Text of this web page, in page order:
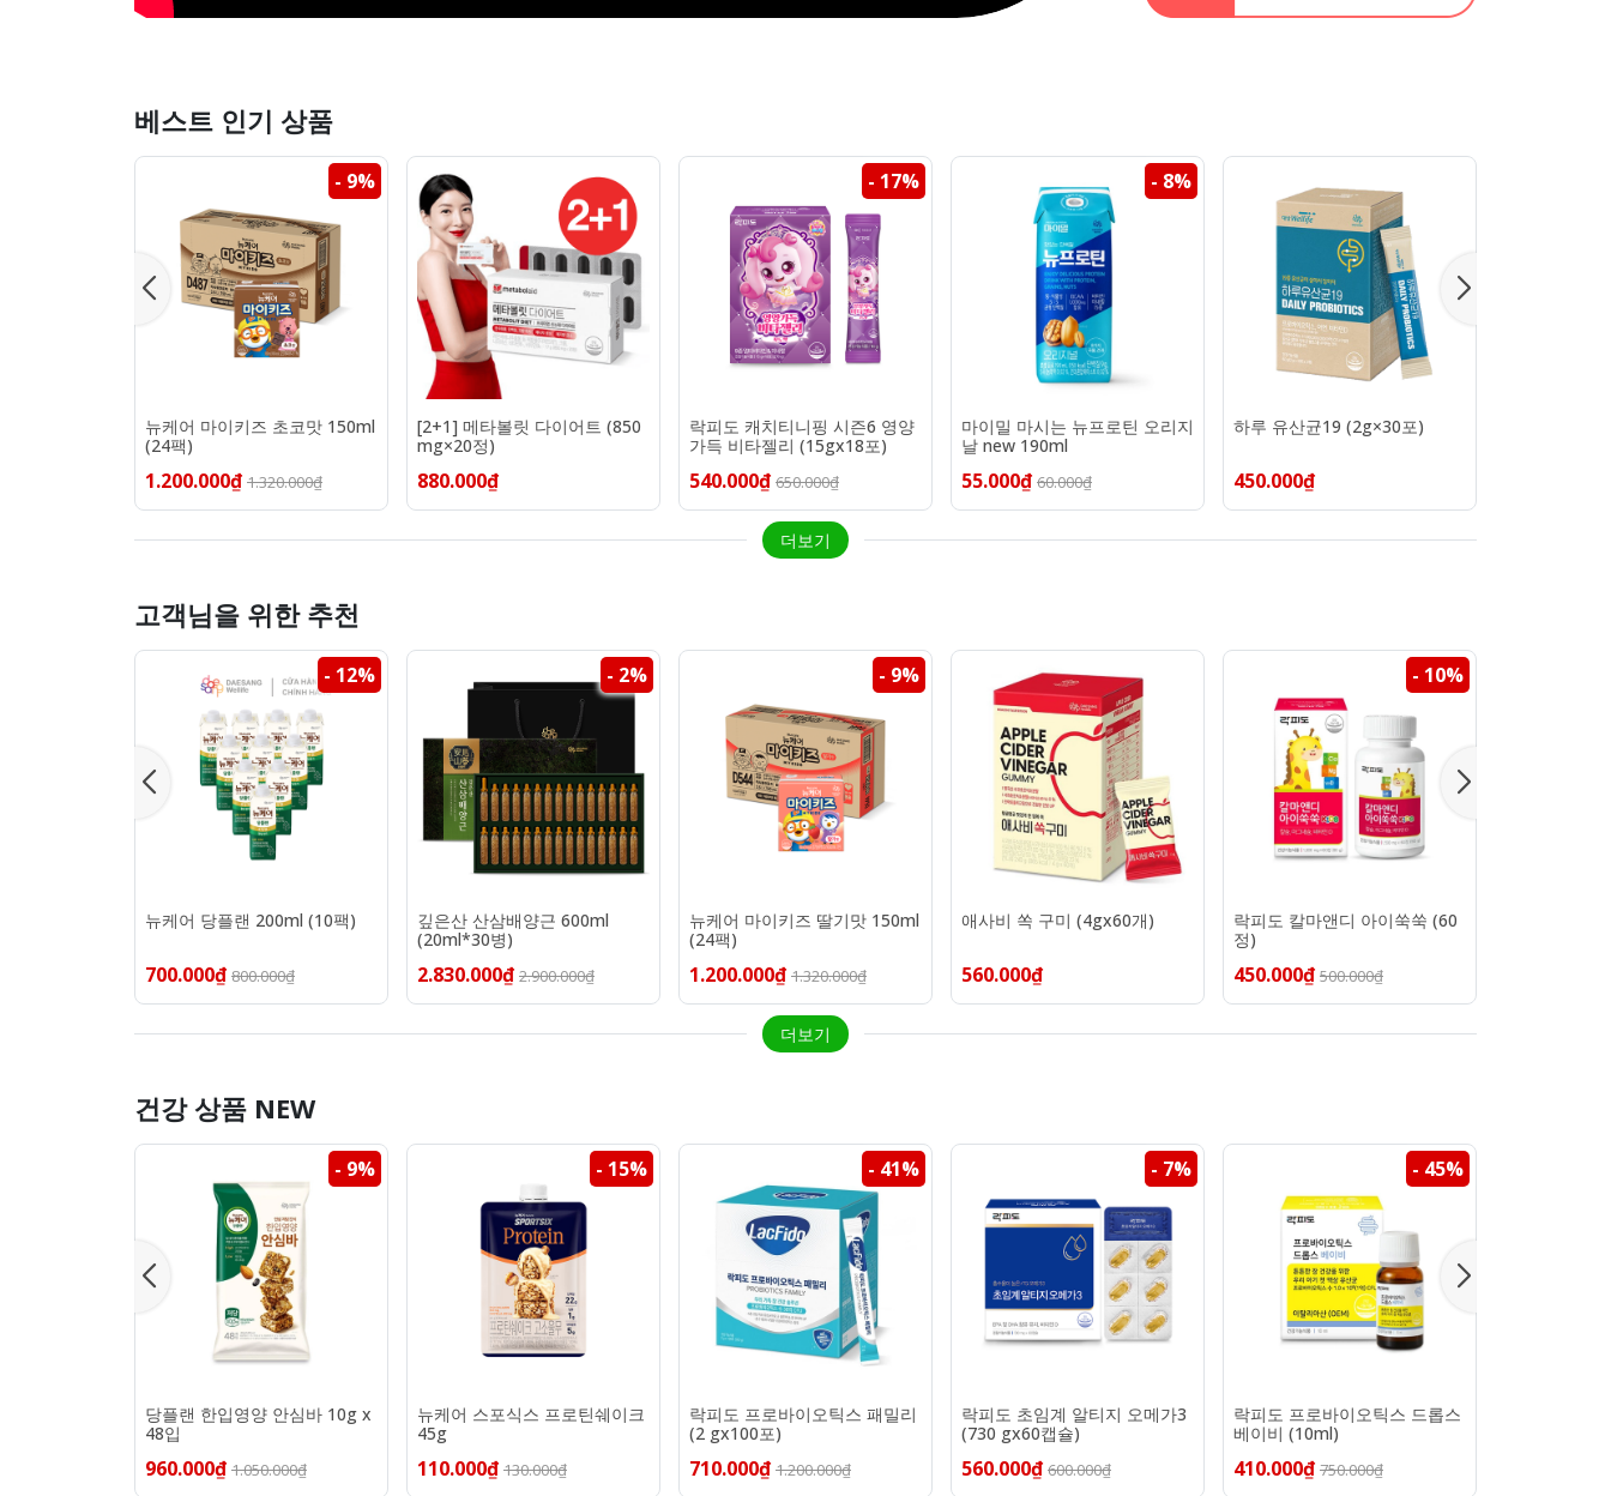
베스트 인기 상품
- 9%
뉴케어 마이키즈 초코맛 150ml
(24팩)
1.200.000₫ 1.320.000₫
[2+1] 메타볼릿 다이어트 (850
mg×20정)
880.000₫
- 17%
락피도 캐치티니핑 시즌6 영양
가득 비타젤리 (15gx18포)
540.000₫ 650.000₫
- 8%
마이밀 마시는 뉴프로틴 오리지
날 new 190ml
55.000₫ 60.000₫
하루 유산균19 (2g×30포)
450.000₫
더보기
고객님을 위한 추천
- 12%
뉴케어 당플랜 200ml (10팩)
700.000₫ 800.000₫
- 2%
깊은산 산삼배양근 600ml
(20ml*30병)
2.830.000₫ 2.900.000₫
- 9%
뉴케어 마이키즈 딸기맛 150ml
(24팩)
1.200.000₫ 1.320.000₫
애사비 쏙 구미 (4gx60개)
560.000₫
- 10%
락피도 칼마앤디 아이쑥쑥 (60
정)
450.000₫ 500.000₫
더보기
건강 상품 NEW
- 9%
당플랜 한입영양 안심바 10g x
48입
960.000₫ 1.050.000₫
- 15%
뉴케어 스포식스 프로틴쉐이크
45g
110.000₫ 130.000₫
- 41%
락피도 프로바이오틱스 패밀리
(2 gx100포)
710.000₫ 1.200.000₫
- 7%
락피도 초임계 알티지 오메가3
(730 gx60캡슐)
560.000₫ 600.000₫
- 45%
락피도 프로바이오틱스 드롭스
베이비 (10ml)
410.000₫ 750.000₫